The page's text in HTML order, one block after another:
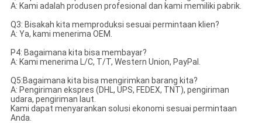
A: Kami adalah produsen profesional dan kami memiliki pabrik.
Q3: Bisakah kita memproduksi sesuai permintaan klien?
A: Ya, kami menerima OEM.
P4: Bagaimana kita bisa membayar?
A: Kami menerima L/C, T/T, Western Union, PayPal.
Q5:Bagaimana kita bisa mengirimkan barang kita?
A: Pengiriman ekspres (DHL, UPS, FEDEX, TNT), pengiriman
udara, pengiriman laut.
Kami dapat menyarankan solusi ekonomi sesuai permintaan
Anda.